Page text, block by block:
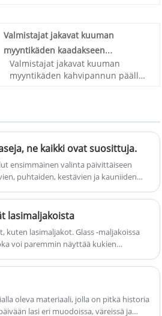
korkealaatuisten Internet-
julkkiskuivattujen kukkivien
kaksikerroksisten lasikuppien
tuottamiseen. Uskomme, että
esineillä on lämpötila. Kulman
pyrkimys ja tunne palaamisesta
tulemaan ostamaan
Valmistajat jakavat kuuman
myyntikäden kaadakseen
kahvipannun päälle
Valmistajat jakavat kuuman
myyntikäden kahvipannun päälle.
Olet aina halunnut tehdä kahvia
kuin barista, ja vaikka se saattaa
tuntua oudolta, omaksi baristaksi
tuleminen ei ole niin vaikeaa.
Kahvivälinesarjalla voit valmistaa
herkullisia lattea ja cappuccinoja
kotona.
ne kaikki ovat suosittuja.
ensimmäinen valinta päivittäiseen
puhtaiden, kestävien ja kauniiden
tyylin, muotoilun ja käytännöllisen
lasimaljakoista
kuten lasimaljakot. Glass -maljakoissa
voi paremmin näyttää kukien
läpinäkyvyys mahdollistaa
houkutteleen ihmisten huomion ja
oleva materiaali, jolla on pitkä historia
lasi eri muodoissa, väreissä ja